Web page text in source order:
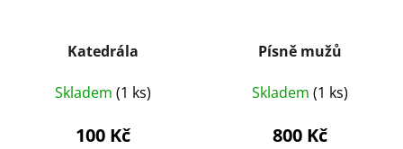
Katedrála
Skladem (1 ks)
100 Kč
Písně mužů
Skladem (1 ks)
800 Kč